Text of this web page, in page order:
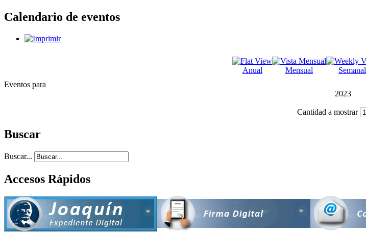
Calendario de eventos
Anual Mensual Semanal
Eventos para
2023
Cantidad a mostrar
Buscar
Buscar...
Accesos Rápidos